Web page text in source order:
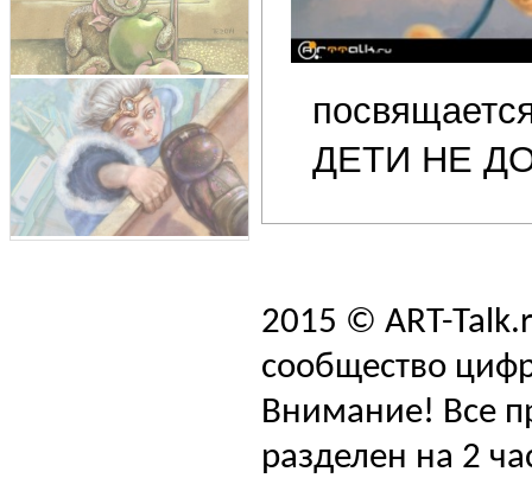
ДЕТИ НЕ
2015 © ART-
сообщество
Внимание! Все
разделен на 2